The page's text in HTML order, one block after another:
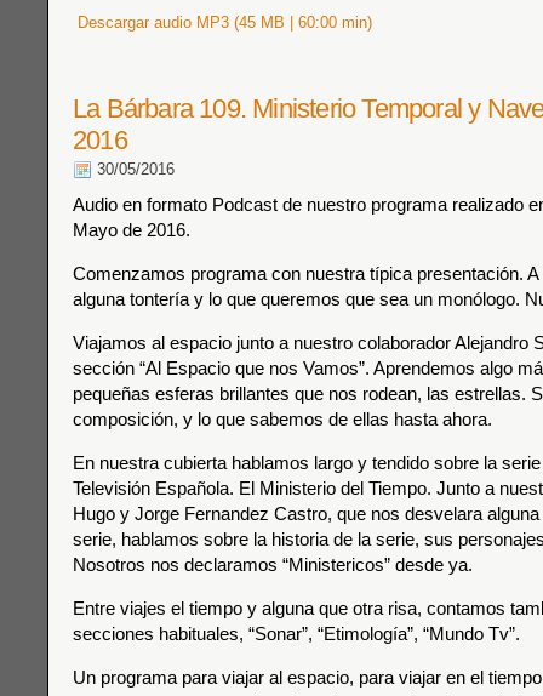
Descargar audio MP3 (45 MB | 60:00 min)
La Bárbara 109. Ministerio Temporal y
2016
30/05/2016
Audio en formato Podcast de nuestro programa realizado
Mayo de 2016.
Comenzamos programa con nuestra típica presentación. A
alguna tontería y lo que queremos que sea un monólogo.
Viajamos al espacio junto a nuestro colaborador Alejandro
sección “Al Espacio que nos Vamos”. Aprendemos algo
pequeñas esferas brillantes que nos rodean, las estrellas.
composición, y lo que sabemos de ellas hasta ahora.
En nuestra cubierta hablamos largo y tendido sobre la
Televisión Española. El Ministerio del Tiempo. Junto a
Hugo y Jorge Fernandez Castro, que nos desvelara
serie, hablamos sobre la historia de la serie, sus
Nosotros nos declaramos “Ministericos” desde ya.
Entre viajes el tiempo y alguna que otra risa, contamos
secciones habituales, “Sonar”, “Etimología”, “Mundo Tv”.
Un programa para viajar al espacio, para viajar en el